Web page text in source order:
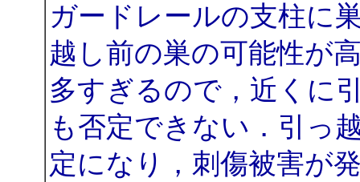
ガードレールの支柱に
越し前の巣の可能性が
多すぎるので，近くに
も否定できない．引っ
定になり，刺傷被害が